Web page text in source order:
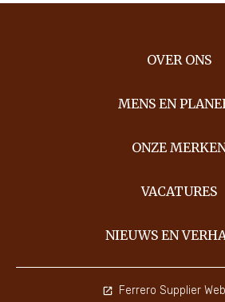
OVER ONS
MENS EN
ONZE
VACATURES
NIEUWS EN
Ferrero Supplier